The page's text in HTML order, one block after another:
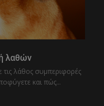
λαθών
λάθος συμπεριφορές
και πώς...